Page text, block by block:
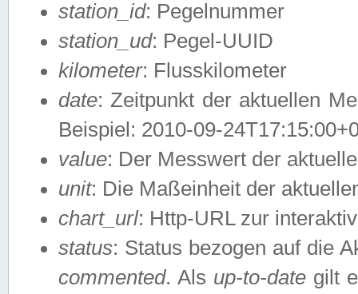
station_id: Pegelnummer
station_ud: Pegel-UUID
kilometer: Flusskilometer
date: Zeitpunkt der aktuellen
Beispiel: 2010-09-
value: Der Messwert der
unit: Die Maßeinheit der
chart_url: Http-URL zur
status: Status bezogen auf die
commented. Als up-to-date gilt